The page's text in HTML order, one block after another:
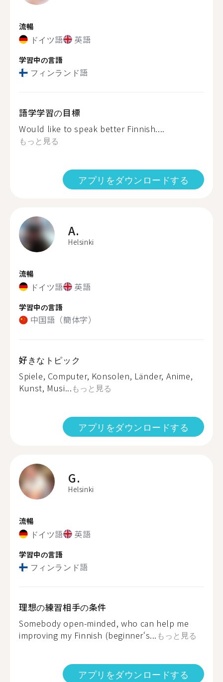
流暢
ドイツ語 英語
学習中の言語
フィンランド語
語学学習の目標
Would like to speak better Finnish....
もっと見る
アプリをダウンロードする
A.
Helsinki
流暢
ドイツ語 英語
学習中の言語
中国語（簡体字）
好きなトピック
Spiele, Computer, Konsolen, Länder, Anime,
Kunst, Musi...もっと見る
アプリをダウンロードする
G.
Helsinki
流暢
ドイツ語 英語
学習中の言語
フィンランド語
理想の練習相手の条件
Somebody open-minded, who can help me
improving my Finnish (beginner‘s... もっと見る
アプリをダウンロードする